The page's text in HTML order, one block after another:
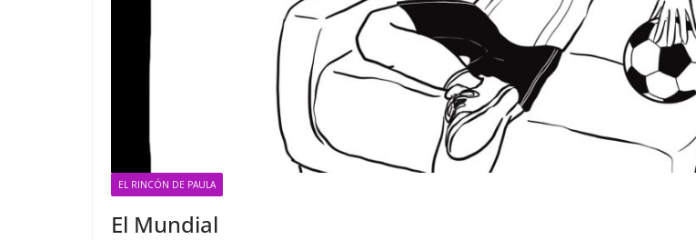
EL RINCÓN DE PAULA
El Mundial